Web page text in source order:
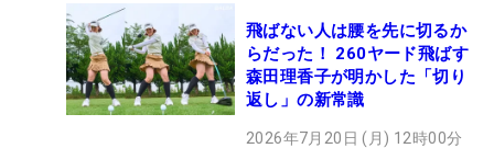
飛ばない人は腰を先に切るか
らだった！ 260ヤード飛ばす
森田理香子が明かした「切り
返し」の新常識
2026年7月20日 (月) 12時00分